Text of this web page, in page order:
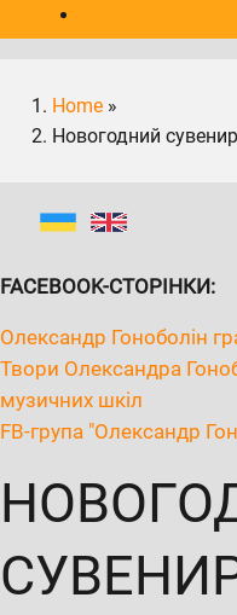
Home»
Новогодний сувенир
FACEBOOK-СТОРІНКИ:
Олександр Гоноболін
Твори Олександра
музичних шкіл
FB-група "Олександр